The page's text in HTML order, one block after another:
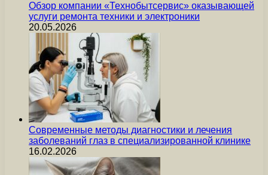
Обзор компании «Технобытсервис» оказывающей
услуги ремонта техники и электроники
20.05.2026
Современные методы диагностики и лечения
заболеваний глаз в специализированной клинике
16.02.2026